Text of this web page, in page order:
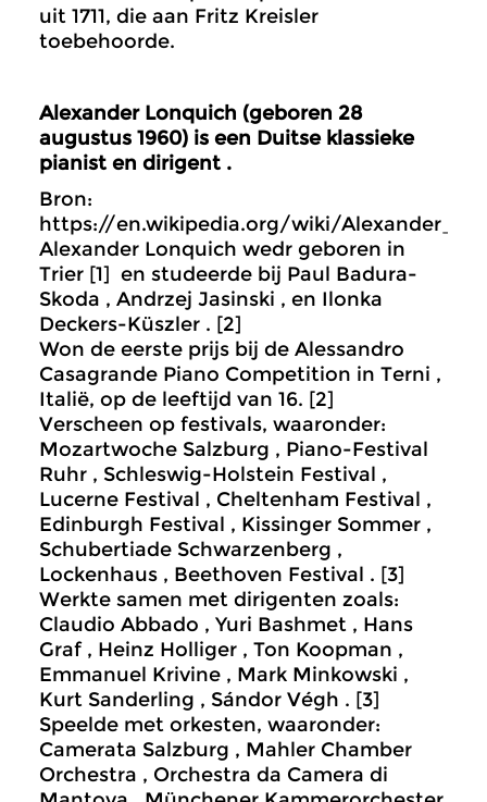
uit 1711, die aan Fritz Kreisler
toebehoorde.
Alexander Lonquich (geboren 28
augustus 1960) is een Duitse klassieke
pianist en dirigent .
Bron:
https://en.wikipedia.org/wiki/
Alexander Lonquich wedr geboren in
Trier [1] en studeerde bij Paul Badura-
Skoda , Andrzej Jasinski , en Ilonka
Deckers-Küszler . [2]
Won de eerste prijs bij de Alessandro
Casagrande Piano Competition in Terni ,
Italië, op de leeftijd van 16. [2]
Verscheen op festivals, waaronder:
Mozartwoche Salzburg , Piano-Festival
Ruhr , Schleswig-Holstein Festival ,
Lucerne Festival , Cheltenham Festival ,
Edinburgh Festival , Kissinger Sommer ,
Schubertiade Schwarzenberg ,
Lockenhaus , Beethoven Festival . [3]
Werkte samen met dirigenten zoals:
Claudio Abbado , Yuri Bashmet , Hans
Graf , Heinz Holliger , Ton Koopman ,
Emmanuel Krivine , Mark Minkowski ,
Kurt Sanderling , Sándor Végh . [3]
Speelde met orkesten, waaronder:
Camerata Salzburg , Mahler Chamber
Orchestra , Orchestra da Camera di